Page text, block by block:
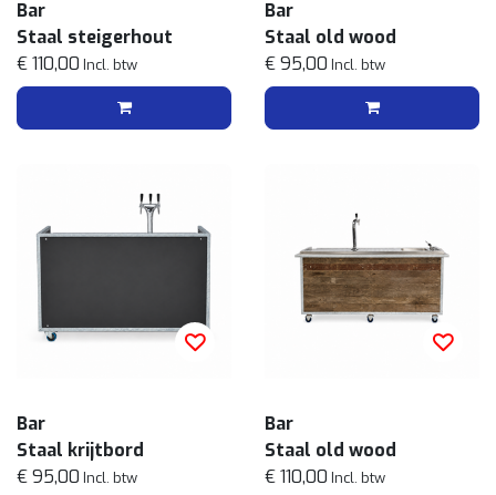
Bar
Staal steigerhout
€ 110,00 Incl. btw
Bar
Staal old wood
€ 95,00 Incl. btw
Bar
Staal krijtbord
€ 95,00 Incl. btw
Bar
Staal old wood
€ 110,00 Incl. btw